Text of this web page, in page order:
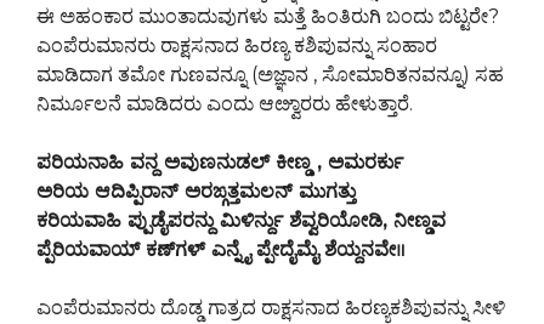
ಈ ಅಹಂಕಾರ ಮುಂತಾದುವುಗಳು ಮತ್ತೆ ಹಿಂತಿರುಗಿ ಬಂದು ಬಿಟ್ಟರೇ?
ಎಂಪೆರುಮಾನರು ರಾಕ್ಷಸನಾದ ಹಿರಣ್ಯ ಕಶಿಪುವನ್ನು ಸಂಹಾರ
ಮಾಡಿದಾಗ ತಮೋ ಗುಣವನ್ನೂ (ಅಜ್ಞಾನ , ಸೋಮಾರಿತನವನ್ನೂ) ಸಹ
ನಿರ್ಮೂಲನೆ ಮಾಡಿದರು ಎಂದು ಆೞ್ವಾರರು ಹೇಳುತ್ತಾರೆ.
ಪರಿಯನಾಹಿ ವನ್ದ ಅವುಣನುಡಲ್ ಕೀಣ್ಡ , ಅಮರರ್ಕು
ಅರಿಯ ಆದಿಪ್ಪಿರಾನ್ ಅರಙ್ಗತ್ತಮಲನ್ ಮುಗತ್ತು
ಕರಿಯವಾಹಿ ಪ್ಪುಡೈಪರನ್ದು ಮಿಳಿರ್ನ್ದು ಶೆವ್ವರಿಯೋಡಿ, ನೀಣ್ಡವ
ಪ್ಪೆರಿಯವಾಯ್ ಕಣ್‍ಗಳ್ ಎನ್ನೈ ಪ್ಪೇದೈಮೈ ಶೆಯ್ದನವೇ॥
ಎಂಪೆರುಮಾನರು ದೊಡ್ಡ ಗಾತ್ರದ ರಾಕ್ಷಸನಾದ ಹಿರಣ್ಯಕಶಿಪುವನ್ನು ಸೀಳಿ